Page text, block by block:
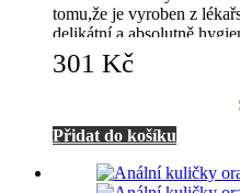
tomu,že je vyroben z
delikátní a absolutně
hrátkám stejně tak jako
301 Kč
Přidat do košíku